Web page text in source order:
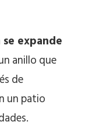
expande
anillo que
de
un patio